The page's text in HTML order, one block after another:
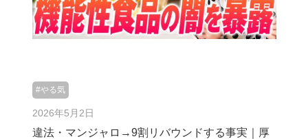
#やる気
2026年5月2日
違法・マンジャロ→9割リバウンドする事実｜厚